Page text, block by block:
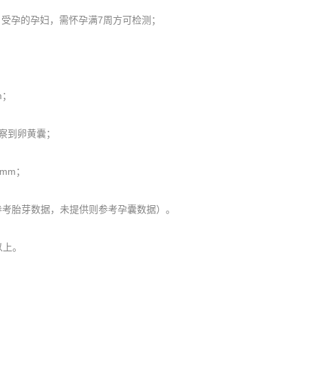
的孕妇，需怀孕满7周方可检测；
卵黄囊；
；
芽数据，未提供则参考孕囊数据）。
。